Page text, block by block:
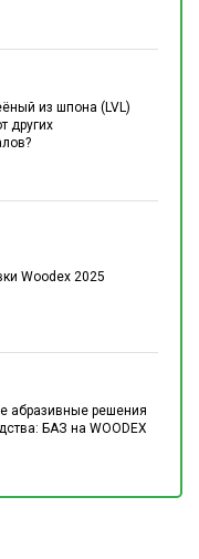
из шпона (LVL)
других
Woodex 2025
абразивные решения
БАЗ на WOODEX